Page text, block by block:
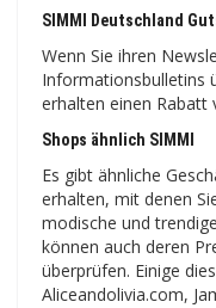
SIMMI Deutschland
Wenn Sie ihren
Informationsbulletins
erhalten einen Rabatt
Shops ähnlich SIMMI
Es gibt ähnliche
erhalten, mit denen
modische und
können auch deren
überprüfen. Einige
Aliceandolivia.com,